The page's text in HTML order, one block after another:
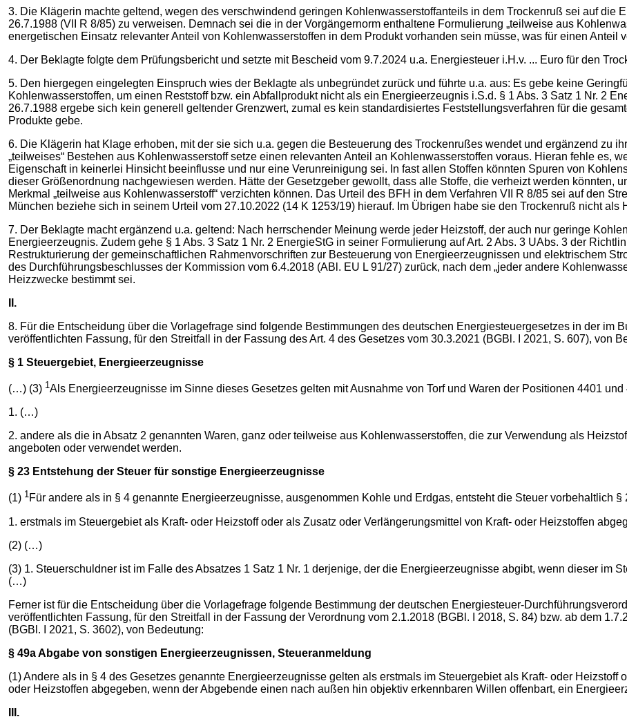
3. Die Klägerin machte geltend, wegen des verschwindend geringen Kohlenwasserstoffanteils in dem Trockenruß sei auf die
26.7.1988 (VII R 8/85) zu verweisen. Demnach sei die in der Vorgängernorm enthaltene Formulierung „teilweise aus
energetischen Einsatz relevanter Anteil von Kohlenwasserstoffen in dem Produkt vorhanden sein müsse, was für einen Anteil
4. Der Beklagte folgte dem Prüfungsbericht und setzte mit Bescheid vom 9.7.2024 u.a. Energiesteuer i.H.v. ... Euro für den
5. Den hiergegen eingelegten Einspruch wies der Beklagte als unbegründet zurück und führte u.a. aus: Es gebe keine
Kohlenwasserstoffen, um einen Reststoff bzw. ein Abfallprodukt nicht als ein Energieerzeugnis i.S.d. § 1 Abs. 3 Satz 1 Nr. 2
26.7.1988 ergebe sich kein generell geltender Grenzwert, zumal es kein standardisiertes Feststellungsverfahren für die
Produkte gebe.
6. Die Klägerin hat Klage erhoben, mit der sie sich u.a. gegen die Besteuerung des Trockenrußes wendet und ergänzend zu
„teilweises“ Bestehen aus Kohlenwasserstoff setze einen relevanten Anteil an Kohlenwasserstoffen voraus. Hieran fehle es,
Eigenschaft in keinerlei Hinsicht beeinflusse und nur eine Verunreinigung sei. In fast allen Stoffen könnten Spuren von
dieser Größenordnung nachgewiesen werden. Hätte der Gesetzgeber gewollt, dass alle Stoffe, die verheizt werden könnten,
Merkmal „teilweise aus Kohlenwasserstoff“ verzichten können. Das Urteil des BFH in dem Verfahren VII R 8/85 sei auf den
München beziehe sich in seinem Urteil vom 27.10.2022 (14 K 1253/19) hierauf. Im Übrigen habe sie den Trockenruß nicht als
7. Der Beklagte macht ergänzend u.a. geltend: Nach herrschender Meinung werde jeder Heizstoff, der auch nur geringe
Energieerzeugnis. Zudem gehe § 1 Abs. 3 Satz 1 Nr. 2 EnergieStG in seiner Formulierung auf Art. 2 Abs. 3 UAbs. 3 der
Restrukturierung der gemeinschaftlichen Rahmenvorschriften zur Besteuerung von Energieerzeugnissen und elektrischem
des Durchführungsbeschlusses der Kommission vom 6.4.2018 (ABl. EU L 91/27) zurück, nach dem „jeder andere
Heizzwecke bestimmt sei.
II.
8. Für die Entscheidung über die Vorlagefrage sind folgende Bestimmungen des deutschen Energiesteuergesetzes in der im
veröffentlichten Fassung, für den Streitfall in der Fassung des Art. 4 des Gesetzes vom 30.3.2021 (BGBl. I 2021, S. 607), von
§ 1 Steuergebiet, Energieerzeugnisse
(…) (3) 1 Als Energieerzeugnisse im Sinne dieses Gesetzes gelten mit Ausnahme von Torf und Waren der Positionen 4401
1. (…)
2. andere als die in Absatz 2 genannten Waren, ganz oder teilweise aus Kohlenwasserstoffen, die zur Verwendung als
angeboten oder verwendet werden.
§ 23 Entstehung der Steuer für sonstige Energieerzeugnisse
(1) 1Für andere als in § 4 genannte Energieerzeugnisse, ausgenommen Kohle und Erdgas, entsteht die Steuer vorbehaltlich §
1. erstmals im Steuergebiet als Kraft- oder Heizstoff oder als Zusatz oder Verlängerungsmittel von Kraft- oder Heizstoffen
(2) (…)
(3) 1. Steuerschuldner ist im Falle des Absatzes 1 Satz 1 Nr. 1 derjenige, der die Energieerzeugnisse abgibt, wenn dieser im
(…)
Ferner ist für die Entscheidung über die Vorlagefrage folgende Bestimmung der deutschen Energiesteuer-
veröffentlichten Fassung, für den Streitfall in der Fassung der Verordnung vom 2.1.2018 (BGBl. I 2018, S. 84) bzw. ab dem
(BGBl. I 2021, S. 3602), von Bedeutung:
§ 49a Abgabe von sonstigen Energieerzeugnissen, Steueranmeldung
(1) Andere als in § 4 des Gesetzes genannte Energieerzeugnisse gelten als erstmals im Steuergebiet als Kraft- oder Heizstoff
oder Heizstoffen abgegeben, wenn der Abgebende einen nach außen hin objektiv erkennbaren Willen offenbart, ein
III.